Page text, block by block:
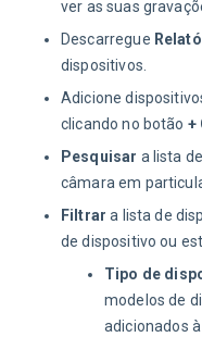
ver as suas
Descarregue
dispositivos.
Adicione
clicando no botão +
Pesquisar a lista
câmara em
Filtrar a lista de
de dispositivo ou
Tipo de
modelos de
adicionados